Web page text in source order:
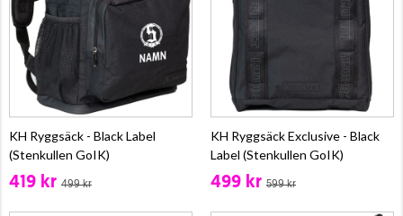
KH Ryggsäck - Black Label
(Stenkullen GoIK)
419 kr 499 kr
KH Ryggsäck Exclusive - Black
Label (Stenkullen GoIK)
499 kr 599 kr